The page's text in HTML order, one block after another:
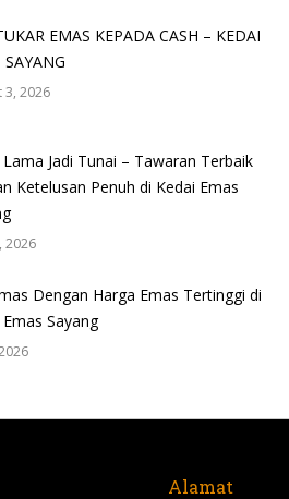
EMAS KEPADA CASH – KEDAI
SAYANG
3, 2026
Lama Jadi Tunai – Tawaran Terbaik
Ketelusan Penuh di Kedai Emas
2026
Dengan Harga Emas Tertinggi di
Sayang
Alamat